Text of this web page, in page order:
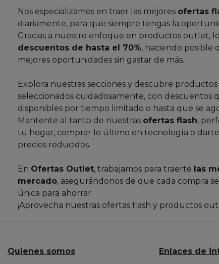
Nos especializamos en traer las mejores ofertas
diariamente, para que siempre tengas la
Gracias a nuestro enfoque en productos outlet,
descuentos de hasta el 70%, haciendo posible
mejores oportunidades sin gastar de más.
Explora nuestras secciones y descubre
seleccionados cuidadosamente, con descuentos
disponibles por tiempo limitado o hasta que se
Mantente al tanto de nuestras ofertas flash,
tu hogar, comprar lo último en tecnología o
precios reducidos.
En Ofertas Outlet, trabajamos para traerte las
mercado, asegurándonos de que cada compra
única para ahorrar.
¡Aprovecha nuestras ofertas flash y productos
Quienes somos Enlaces de